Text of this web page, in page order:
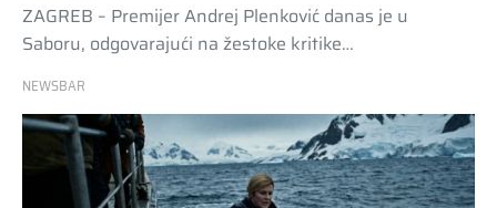
ZAGREB – Premijer Andrej Plenković danas je u
Saboru, odgovarajući na žestoke kritike…
NEWSBAR